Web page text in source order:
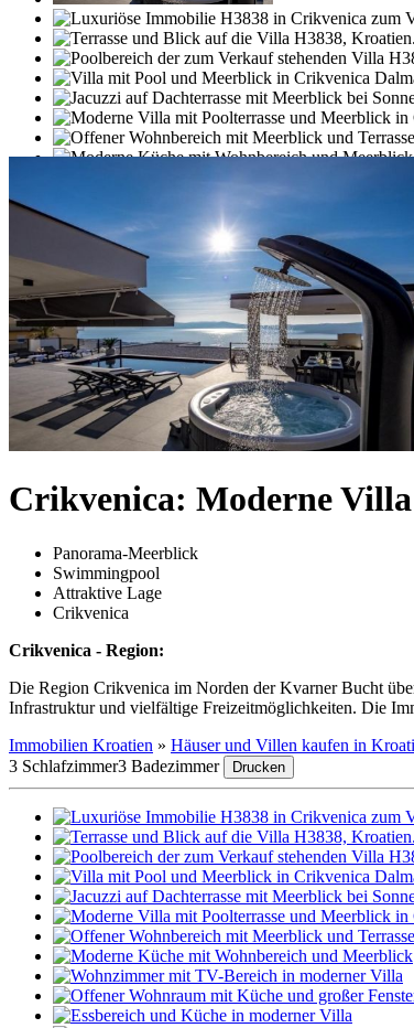
Crikvenica: Moderne
Panorama-Meerblick
Swimmingpool
Attraktive Lage
Crikvenica
Crikvenica - Region:
Die Region Crikvenica im Norden der Kvarner Bucht
Infrastruktur und vielfältige Freizeitmöglichkeiten. Die
Immobilien Kroatien » Häuser und Villen kaufen in
3 Schlafzimmer3 Badezimmer Drucken